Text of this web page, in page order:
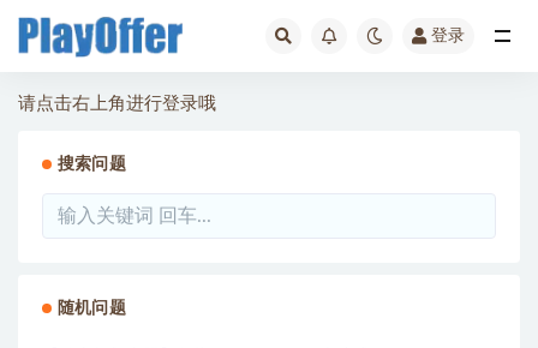
登录
请点击右上角进行登录哦
搜索问题
随机问题